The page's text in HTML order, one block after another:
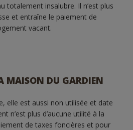
totalement insalubre. Il n’est plus
et entraîne le paiement de
vacant.
MAISON DU GARDIEN
elle est aussi non utilisée et date
n’est plus d’aucune utilité à la
de taxes foncières et pour